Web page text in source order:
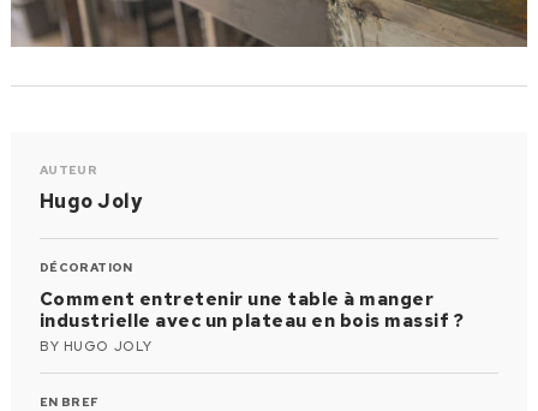
AUTEUR
Hugo Joly
DÉCORATION
Comment entretenir une table à manger
industrielle avec un plateau en bois massif ?
BY HUGO JOLY
EN BREF